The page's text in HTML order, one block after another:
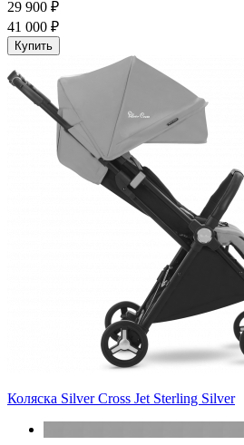
29 900 ₽
41 000 ₽
Купить
Коляска Silver Cross Jet Sterling Silver